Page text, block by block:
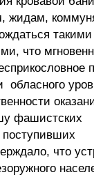
жидам,
что
фашистских
что